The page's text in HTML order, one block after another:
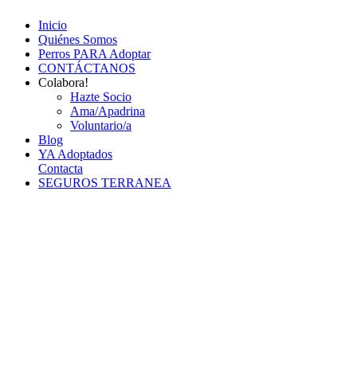
Inicio
Quiénes Somos
Perros PARA Adoptar
CONTÁCTANOS
Colabora!
Hazte Socio
Ama/Apadrina
Voluntario/a
Blog
YA Adoptados
Contacta
SEGUROS TERRANEA